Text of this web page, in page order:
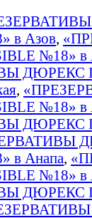
в Азов,
№18» в
ДЮРЕКС
,
№18» в
ДЮРЕКС
в Анапа,
№18» в
ДЮРЕКС